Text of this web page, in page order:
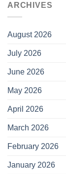
ARCHIVES
August 2026
July 2026
June 2026
May 2026
April 2026
March 2026
February 2026
January 2026